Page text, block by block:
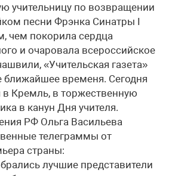
учительницу по возвращении
песни Фрэнка Синатры I
чем покорила сердца
и очаровала всероссийское
«Учительская газета»
ближайшее временя. Сегодня
Кремль, в торжественную
в канун Дня учителя.
РФ Ольга Васильева
телеграммы от
страны:
лучшие представители